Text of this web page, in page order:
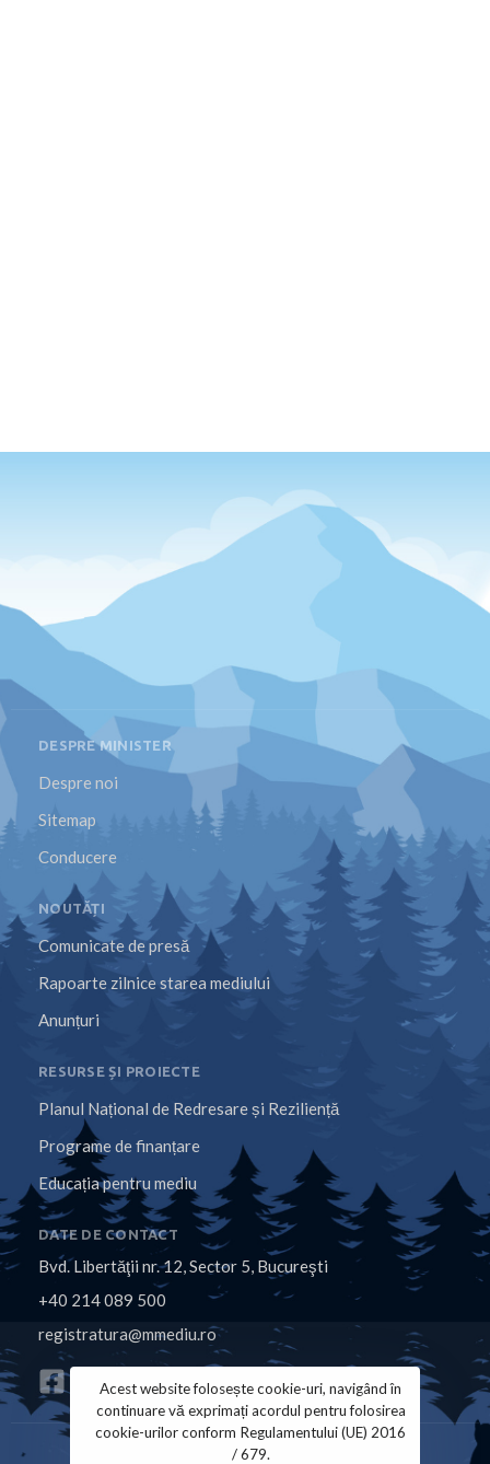
DESPRE MINISTER
Despre noi
Sitemap
Conducere
NOUTĂȚI
Comunicate de presă
Rapoarte zilnice starea mediului
Anunțuri
RESURSE ȘI PROIECTE
Planul Național de Redresare și Reziliență
Programe de finanțare
Educația pentru mediu
DATE DE CONTACT
Bvd. Libertăţii nr. 12, Sector 5, Bucureşti
+40 214 089 500
registratura@mmediu.ro
Acest website folosește cookie-uri, navigând în
continuare vă exprimați acordul pentru folosirea
cookie-urilor conform Regulamentului (UE) 2016
/ 679.